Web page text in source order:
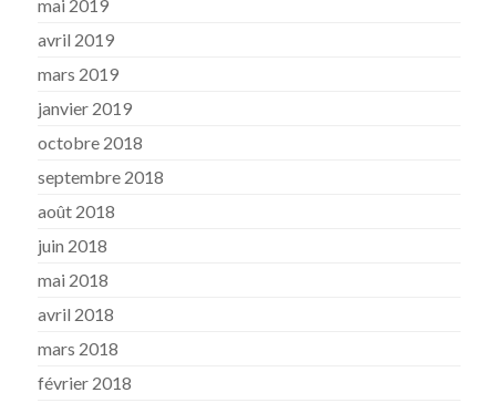
mai 2019
avril 2019
mars 2019
janvier 2019
octobre 2018
septembre 2018
août 2018
juin 2018
mai 2018
avril 2018
mars 2018
février 2018